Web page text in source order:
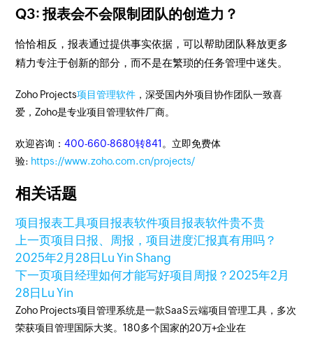
Q3: 报表会不会限制团队的创造力？
恰恰相反，报表通过提供事实依据，可以帮助团队释放更多
精力专注于创新的部分，而不是在繁琐的任务管理中迷失。
Zoho Projects项目管理软件 ，深受国内外项目协作团队一致喜
爱，Zoho是专业项目管理软件厂商。
欢迎咨询：400-660-8680转841 。立即免费体
验: https://www.zoho.com.cn/projects/
相关话题
项目报表工具项目报表软件项目报表软件贵不贵
上一页项目日报、周报，项目进度汇报真有用吗？
2025年2月28日 Lu Yin Shang
下一页项目经理如何才能写好项目周报？2025年2月
28日 Lu Yin
Zoho Projects项目管理系统是一款SaaS云端项目管理工具，多次
荣获项目管理国际大奖。180多个国家的20万+企业在